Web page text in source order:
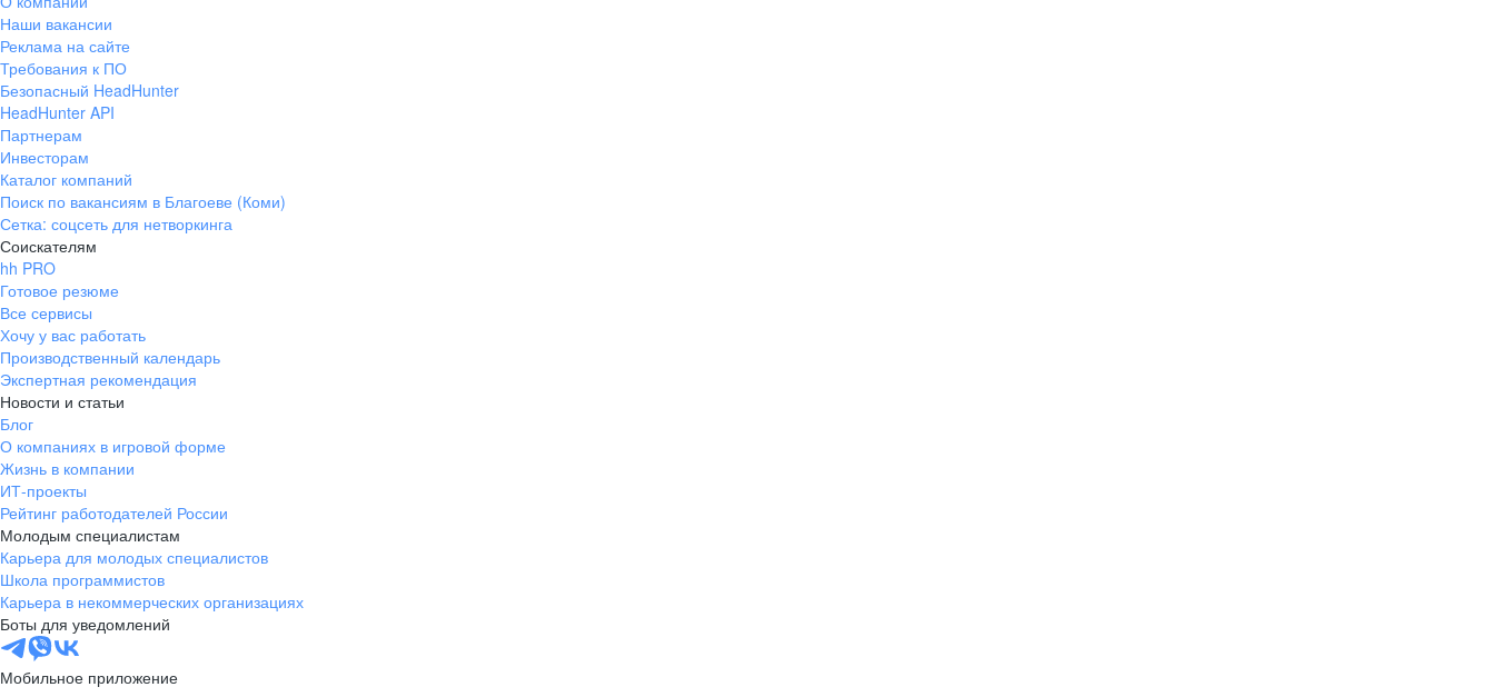
Наши вакансии
Реклама на сайте
Требования к ПО
Безопасный HeadHunter
HeadHunter API
Партнерам
Инвесторам
Каталог компаний
Поиск по вакансиям в Благоеве (Коми)
Сетка: соцсеть для нетворкинга
Соискателям
hh PRO
Готовое резюме
Все сервисы
Хочу у вас работать
Производственный календарь
Экспертная рекомендация
Новости и статьи
Блог
О компаниях в игровой форме
Жизнь в компании
ИТ-проекты
Рейтинг работодателей России
Молодым специалистам
Карьера для молодых специалистов
Школа программистов
Карьера в некоммерческих организациях
Боты для уведомлений
Мобильное приложение